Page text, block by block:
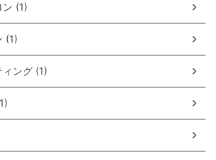
(1)
(1)
ング (1)